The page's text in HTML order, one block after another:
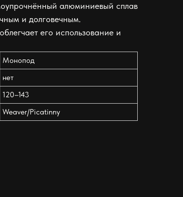
алюминиевый сплав
и долговечным.
его использование и
Монопод
нет
120–143
Weaver/Picatinny